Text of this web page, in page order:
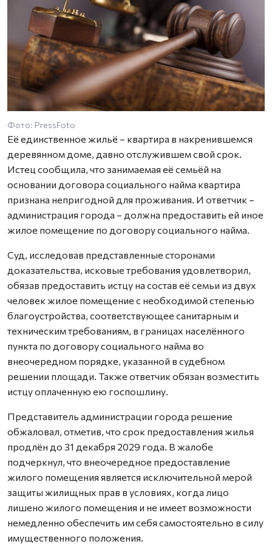
Фото: PressFoto
Её единственное жильё – квартира в накренившемся
деревянном доме, давно отслужившем свой срок.
Истец сообщила, что занимаемая её семьёй на
основании договора социального найма квартира
признана непригодной для проживания. И ответчик –
администрация города – должна предоставить ей иное
жилое помещение по договору социального найма.
Суд, исследовав представленные сторонами
доказательства, исковые требования удовлетворил,
обязав предоставить истцу на состав её семьи из двух
человек жилое помещение с необходимой степенью
благоустройства, соответствующее санитарным и
техническим требованиям, в границах населённого
пункта по договору социального найма во
внеочередном порядке, указанной в судебном
решении площади. Также ответчик обязан возместить
истцу оплаченную ею госпошлину.
Представитель администрации города решение
обжаловал, отметив, что срок предоставления жилья
продлён до 31 декабря 2029 года. В жалобе
подчеркнул, что внеочередное предоставление
жилого помещения является исключительной мерой
защиты жилищных прав в условиях, когда лицо
лишено жилого помещения и не имеет возможности
немедленно обеспечить им себя самостоятельно в силу
имущественного положения.